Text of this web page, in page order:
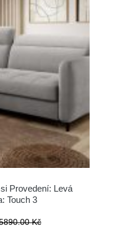
Provedení: Levá
Touch 3
Kč